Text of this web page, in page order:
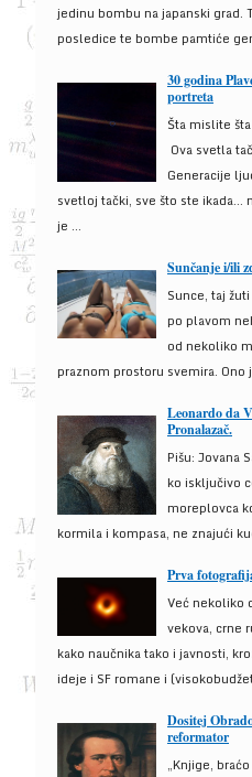
jedinu bombu na japanski grad.
posledice te bombe pamtiće
30 godina
portreta
Šta mislite
Ova svetla
Generacije
svetloj tački, sve što ste
je ...
Sunčanje i/ili
Sunce, taj
po plavom
od nekoliko
praznom prostoru svemira. Ono
Leonardo da
Pronalazač.
Pišu: Jovana
ko isključivo
moreplovca
kormila i kompasa, ne znajući
Prva
Već nekoliko
vekova, crne
kako naučnika tako i javnosti,
ideje i SF romane i
Dositej
reformator
„Knjige,